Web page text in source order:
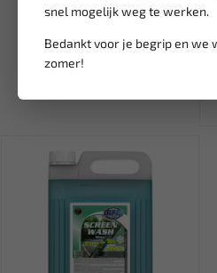
snel mogelijk weg te werken.
Bedankt voor je begrip en we
zomer!